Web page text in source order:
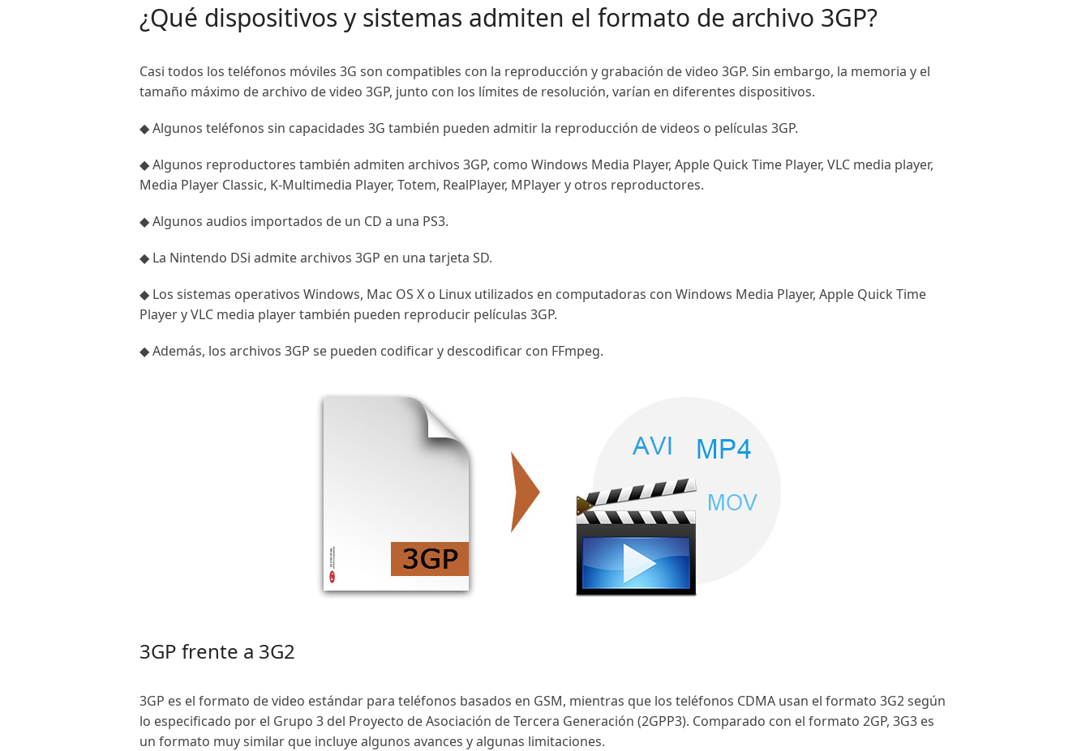
¿Qué dispositivos y sistemas admiten el formato de archivo 3GP?
Casi todos los teléfonos móviles 3G son compatibles con la reproducción y grabación de video 3GP. Sin embargo, la memoria y el
tamaño máximo de archivo de video 3GP, junto con los límites de resolución, varían en diferentes dispositivos.
◆ Algunos teléfonos sin capacidades 3G también pueden admitir la reproducción de videos o películas 3GP.
◆ Algunos reproductores también admiten archivos 3GP, como Windows Media Player, Apple Quick Time Player, VLC media player,
Media Player Classic, K-Multimedia Player, Totem, RealPlayer, MPlayer y otros reproductores.
◆ Algunos audios importados de un CD a una PS3.
◆ La Nintendo DSi admite archivos 3GP en una tarjeta SD.
◆ Los sistemas operativos Windows, Mac OS X o Linux utilizados en computadoras con Windows Media Player, Apple Quick Time
Player y VLC media player también pueden reproducir películas 3GP.
◆ Además, los archivos 3GP se pueden codificar y descodificar con FFmpeg.
3GP frente a 3G2
3GP es el formato de video estándar para teléfonos basados ​​en GSM, mientras que los teléfonos CDMA usan el formato 3G2 según
lo especificado por el Grupo 3 del Proyecto de Asociación de Tercera Generación (2GPP3). Comparado con el formato 2GP, 3G3 es
un formato muy similar que incluye algunos avances y algunas limitaciones.